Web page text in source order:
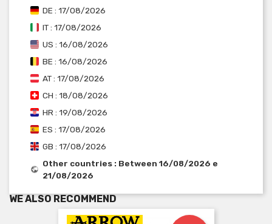
DE : 17/08/2026
IT : 17/08/2026
US : 16/08/2026
BE : 16/08/2026
AT : 17/08/2026
CH : 18/08/2026
HR : 19/08/2026
ES : 17/08/2026
GB : 17/08/2026
Other countries : Between 16/08/2026 e
21/08/2026
WE ALSO RECOMMEND